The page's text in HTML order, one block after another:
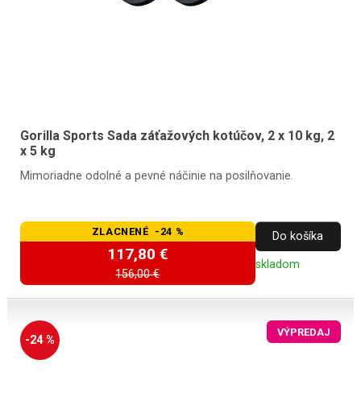
Gorilla Sports Sada záťažových kotúčov, 2 x 10 kg, 2
x 5 kg
Mimoriadne odolné a pevné náčinie na posilňovanie.
ZLACNENÉ -24 %
117,80 €
156,00 €
Do košíka
skladom
-24 %
VÝPREDAJ